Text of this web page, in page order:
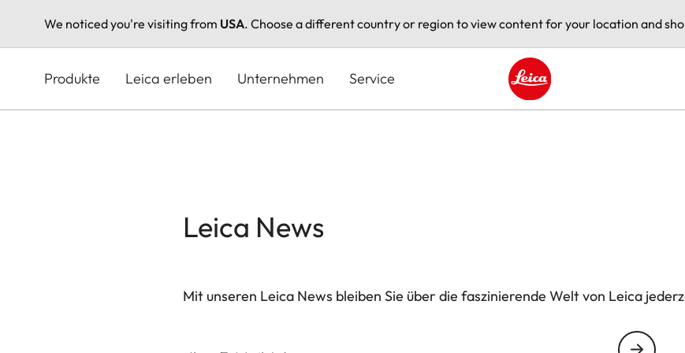
We noticed you're visiting from USA. Choose a different country or region to view content for your location and
Produkte Leica erleben Unternehmen Service
Leica logo - Home
Leica News
Mit unseren Leica News bleiben Sie über die faszinierende Welt von Leica